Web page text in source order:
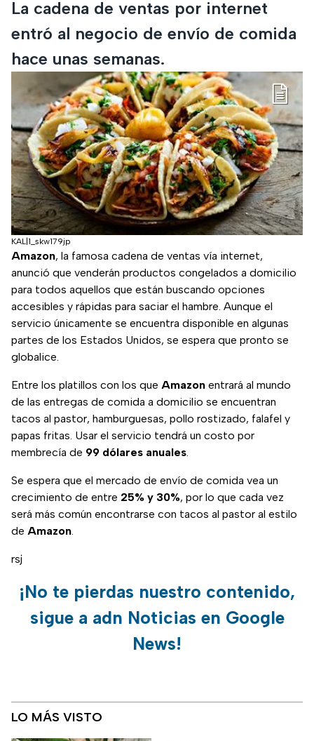
La cadena de ventas por internet
entró al negocio de envío de comida
hace unas semanas.
KAL|1_skw179jp
Amazon, la famosa cadena de ventas vía internet,
anunció que venderán productos congelados a domicilio
para todos aquellos que están buscando opciones
accesibles y rápidas para saciar el hambre. Aunque el
servicio únicamente se encuentra disponible en algunas
partes de los Estados Unidos, se espera que pronto se
globalice.
Entre los platillos con los que Amazon entrará al mundo
de las entregas de comida a domicilio se encuentran
tacos al pastor, hamburguesas, pollo rostizado, falafel y
papas fritas. Usar el servicio tendrá un costo por
membrecía de 99 dólares anuales.
Se espera que el mercado de envío de comida vea un
crecimiento de entre 25% y 30%, por lo que cada vez
será más común encontrarse con tacos al pastor al estilo
de Amazon.
rsj
¡No te pierdas nuestro contenido,
sigue a adn Noticias en Google
News!
LO MÁS VISTO